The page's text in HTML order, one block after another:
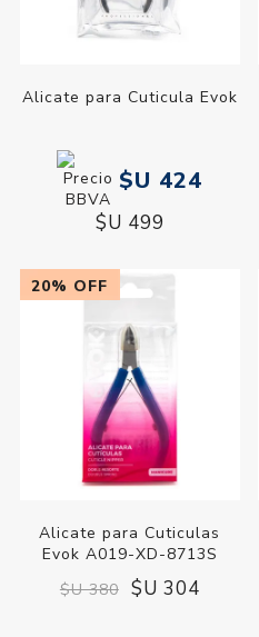
Alicate para Cuticula Evok
$U 424
$U 499
20% OFF
Alicate para Cuticulas
Evok A019-XD-8713S
$U 380 $U 304